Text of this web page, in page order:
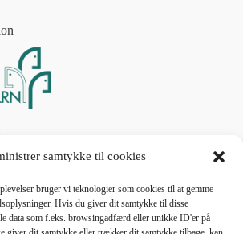
samtykke til cookies
bruger vi teknologier som cookies til at gemme
Hvis du giver dit samtykke til disse
data som f.eks. browsingadfærd eller unikke ID'er på